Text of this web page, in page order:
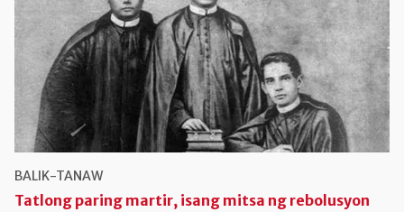
BALIK-TANAW
Tatlong paring martir, isang mitsa ng rebolusyon